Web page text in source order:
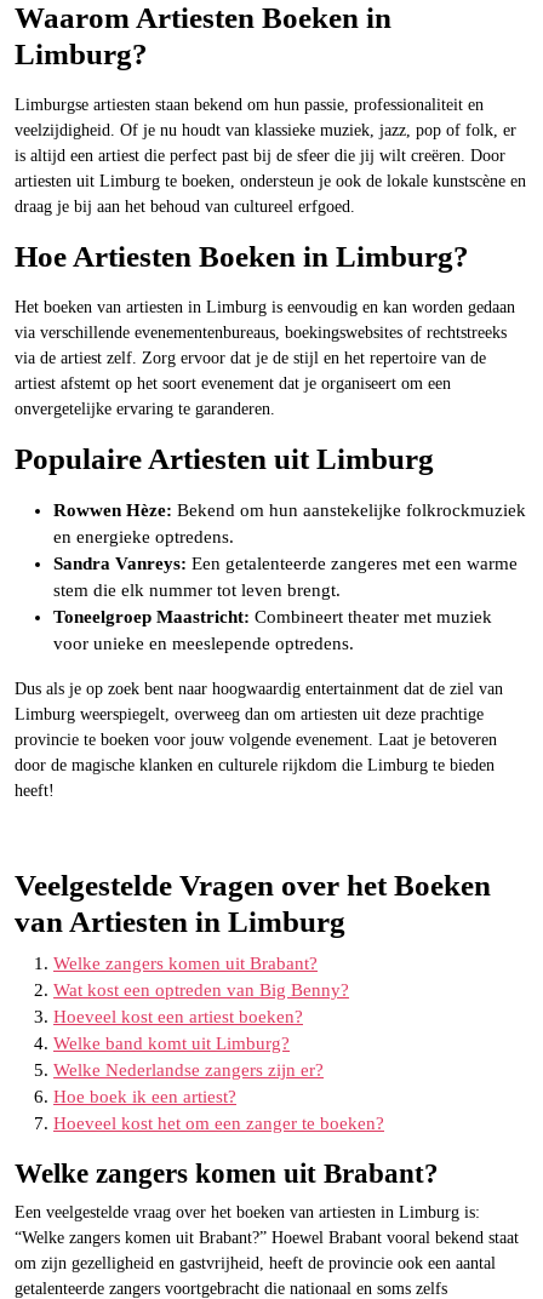
Waarom Artiesten Boeken in
Limburg?
Limburgse artiesten staan bekend om hun passie, professionaliteit en
veelzijdigheid. Of je nu houdt van klassieke muziek, jazz, pop of folk, er
is altijd een artiest die perfect past bij de sfeer die jij wilt creëren. Door
artiesten uit Limburg te boeken, ondersteun je ook de lokale kunstscène en
draag je bij aan het behoud van cultureel erfgoed.
Hoe Artiesten Boeken in Limburg?
Het boeken van artiesten in Limburg is eenvoudig en kan worden gedaan
via verschillende evenementenbureaus, boekingswebsites of rechtstreeks
via de artiest zelf. Zorg ervoor dat je de stijl en het repertoire van de
artiest afstemt op het soort evenement dat je organiseert om een
onvergetelijke ervaring te garanderen.
Populaire Artiesten uit Limburg
Rowwen Hèze: Bekend om hun aanstekelijke folkrockmuziek
en energieke optredens.
Sandra Vanreys: Een getalenteerde zangeres met een warme
stem die elk nummer tot leven brengt.
Toneelgroep Maastricht: Combineert theater met muziek
voor unieke en meeslepende optredens.
Dus als je op zoek bent naar hoogwaardig entertainment dat de ziel van
Limburg weerspiegelt, overweeg dan om artiesten uit deze prachtige
provincie te boeken voor jouw volgende evenement. Laat je betoveren
door de magische klanken en culturele rijkdom die Limburg te bieden
heeft!
Veelgestelde Vragen over het Boeken
van Artiesten in Limburg
Welke zangers komen uit Brabant?
Wat kost een optreden van Big Benny?
Hoeveel kost een artiest boeken?
Welke band komt uit Limburg?
Welke Nederlandse zangers zijn er?
Hoe boek ik een artiest?
Hoeveel kost het om een zanger te boeken?
Welke zangers komen uit Brabant?
Een veelgestelde vraag over het boeken van artiesten in Limburg is:
“Welke zangers komen uit Brabant?” Hoewel Brabant vooral bekend staat
om zijn gezelligheid en gastvrijheid, heeft de provincie ook een aantal
getalenteerde zangers voortgebracht die nationaal en soms zelfs